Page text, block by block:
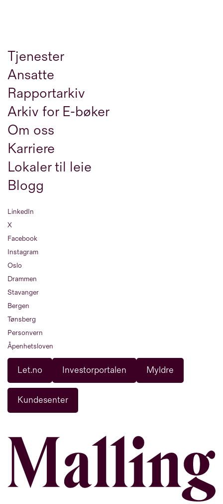
Tjenester
Ansatte
Rapportarkiv
Arkiv for E-bøker
Om oss
Karriere
Lokaler til leie
Blogg
LinkedIn
X
Facebook
Instagram
Oslo
Drammen
Stavanger
Bergen
Tønsberg
Personvern
Åpenhetsloven
Let.no Investorportalen Myldre
Kundesenter